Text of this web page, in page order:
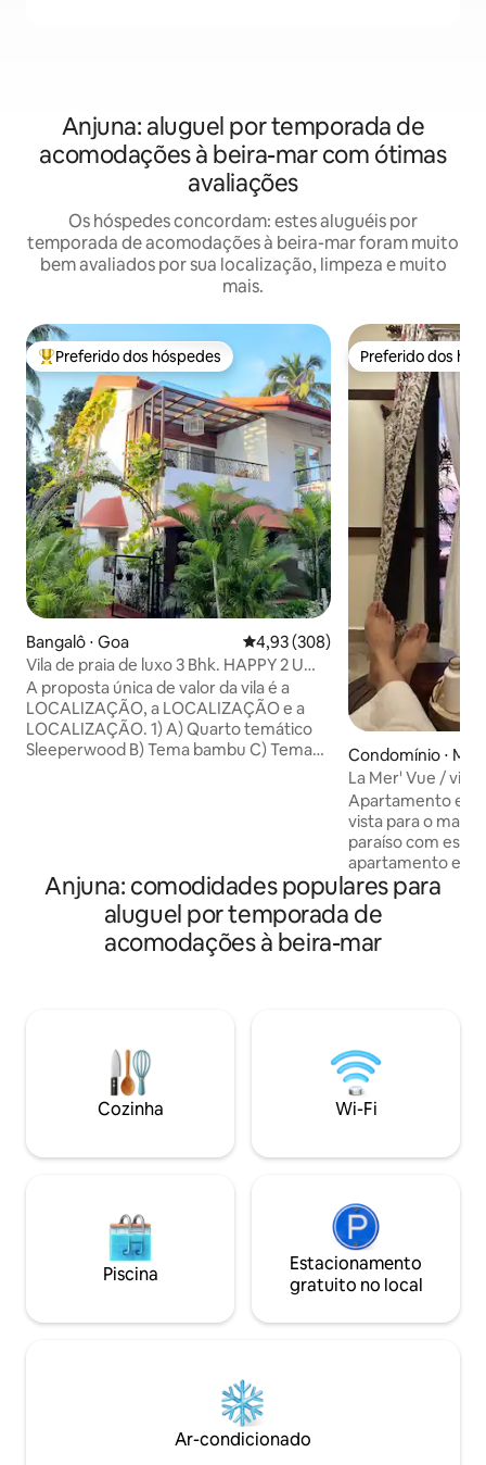
Anjuna: aluguel por temporada de
acomodações à beira-mar com ótimas
avaliações
Os hóspedes concordam: estes aluguéis por
temporada de acomodações à beira-mar foram muito
bem avaliados por sua localização, limpeza e muito
mais.
Entre os melhores preferidos dos hóspedes
Preferido dos hóspedes
Bangalô ⋅ Goa 4,93 de uma avaliação média de
4,93 (308)
Vila de praia de luxo 3 Bhk. HAPPY 2 U
Candolim.
A proposta única de valor da vila é a
LOCALIZAÇÃO, a LOCALIZAÇÃO e a
LOCALIZAÇÃO. 1) A) Quarto temático
Sleeperwood B) Tema bambu C) Tema
para trabalho com internet de alta
velocidade ininterrupta Até 100 mbps.
(mesmo que haja um corte de energia)
6) ESTACIONAMENTO (gratuito) 7)
PISCINA compartilhada 8) Backup de
Preferido dos
Preferido dos
Condomínio ⋅
La Mer' Vue /
blue's ashwe
Apartamento
vista para o mar em Goa.
paraíso com este
apartamento
mar, em frente à
Ashwem,
cênica, este
confortos
uma brisa fresca
frente à praia de
restaurantes e
curta distância a
Anjuna: comodidades populares para
aluguel por temporada de
acomodações à beira-mar
Cozinha Wi-Fi
Piscina
Estacionamento
gratuito no local
Ar-condicionado